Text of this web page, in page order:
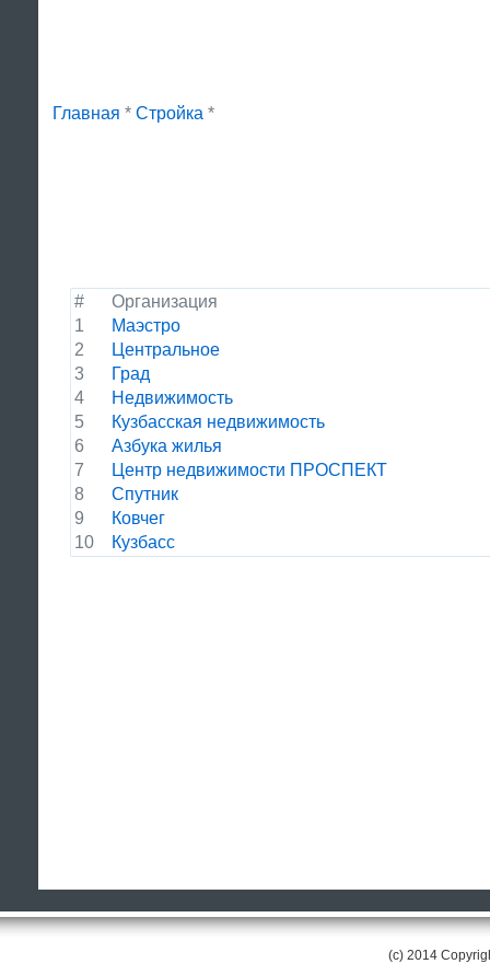
Главная * Стройка *
#
Организация
1
Маэстро
2
Центральное
3
Град
4
Недвижимость
5
Кузбасская недвижимость
6
Азбука жилья
7
Центр недвижимости ПРОСПЕКТ
8
Спутник
9
Ковчег
10
Кузбасс
(c) 2014